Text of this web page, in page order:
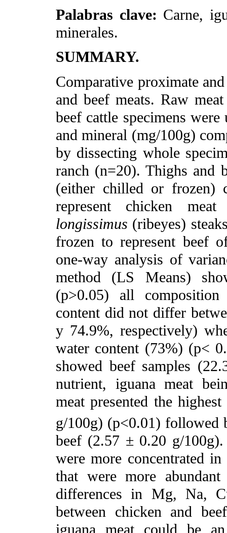
Palabras clave: Carne,
minerales.
SUMMARY.
Comparative proximate
and beef meats. Raw
beef cattle specimens
and mineral (mg/100g)
by dissecting whole
ranch (n=20). Thighs and
(either chilled or frozen)
represent chicken meat
longissimus (ribeyes)
frozen to represent beef
one-way analysis of
method (LS Means)
(p>0.05) all
content did not differ
y 74.9%, respectively)
water content (73%) (p<
showed beef samples
nutrient, iguana meat
meat presented the
g/100g) (p<0.01) followed
beef (2.57 ± 0.20 g/
were more concentrated
that were more
differences in Mg, Na,
between chicken and
iguana meat could be